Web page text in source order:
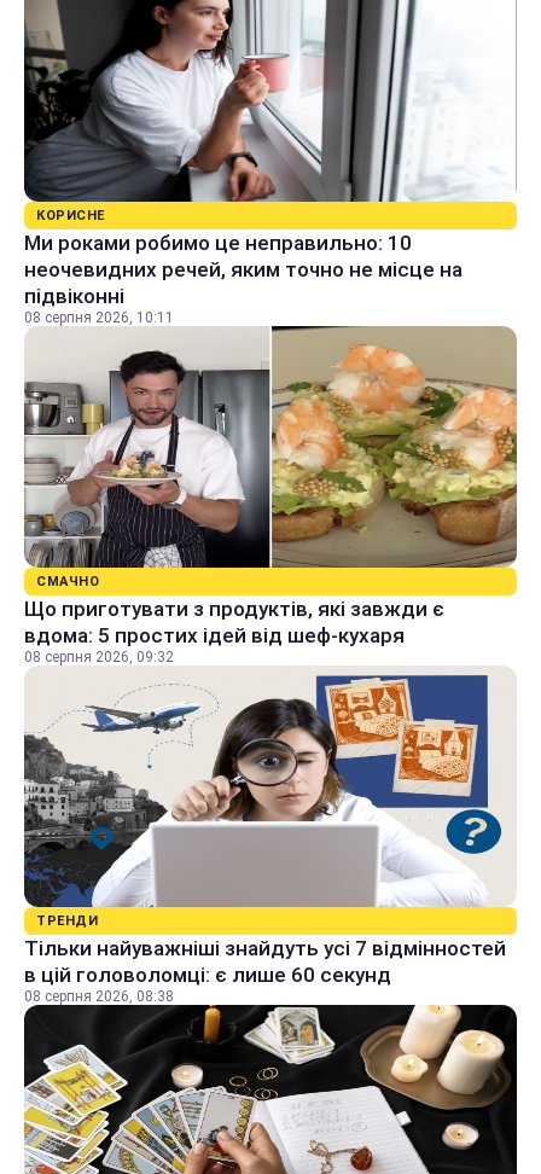
КОРИСНЕ
Ми роками робимо це неправильно: 10
неочевидних речей, яким точно не місце на
підвіконні
08 серпня 2026, 10:11
СМАЧНО
Що приготувати з продуктів, які завжди є
вдома: 5 простих ідей від шеф-кухаря
08 серпня 2026, 09:32
ТРЕНДИ
Тільки найуважніші знайдуть усі 7 відмінностей
в цій головоломці: є лише 60 секунд
08 серпня 2026, 08:38